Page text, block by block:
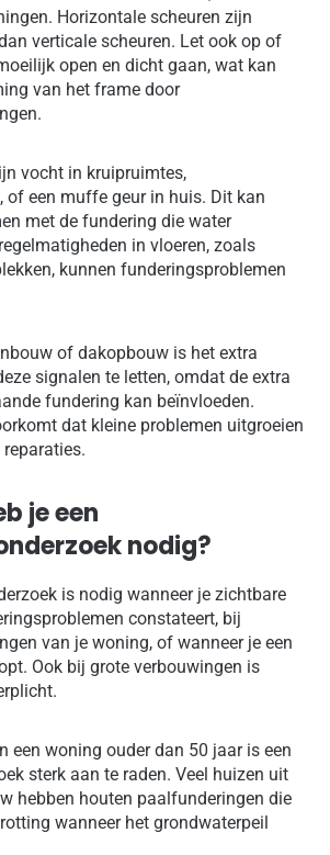
Horizontale scheuren zijn
verticale scheuren. Let ook op of
open en dicht gaan, wat kan
van het frame door
vocht in kruipruimtes,
of een muffe geur in huis. Dit kan
met de fundering die water
in vloeren, zoals
kunnen funderingsproblemen
of dakopbouw is het extra
signalen te letten, omdat de extra
fundering kan beïnvloeden.
dat kleine problemen uitgroeien
je een
nodig?
is nodig wanneer je zichtbare
constateert, bij
van je woning, of wanneer je een
Ook bij grote verbouwingen is
een woning ouder dan 50 jaar is een
sterk aan te raden. Veel huizen uit
hebben houten paalfunderingen die
wanneer het grondwaterpeil